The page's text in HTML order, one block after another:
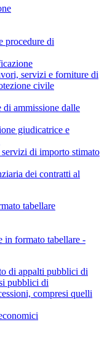
procedure di
servizi e forniture di
civile
ammissione dalle
giudicatrice e
di importo stimato
dei contratti al
tabellare
in formato tabellare -
di appalti pubblici di
pubblici di
compresi quelli